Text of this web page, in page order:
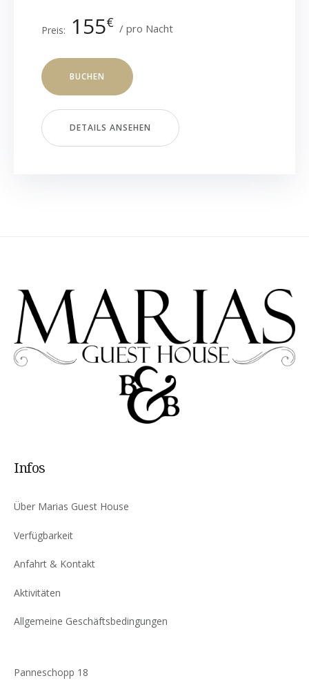
Preis: 155€ pro Nacht
BUCHEN
DETAILS ANSEHEN
Infos
Über Marias Guest House
Verfügbarkeit
Anfahrt & Kontakt
Aktivitäten
Allgemeine Geschäftsbedingungen
Panneschopp 18